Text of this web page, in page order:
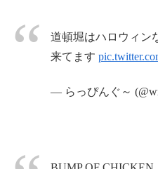
道頓堀はハロウィン
来てます
— らっぴんぐ～